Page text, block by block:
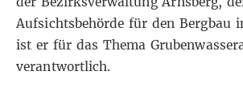
Aufsichtsbehörde für den Bergbau
ist er für das Thema
verantwortlich.